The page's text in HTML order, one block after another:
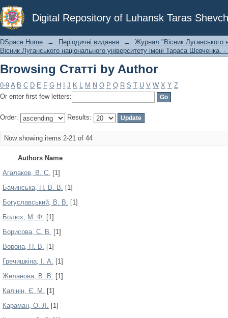
Digital Repository of Luhansk Taras
Browsing Статті by Author
DSpace Home → Періодичні видання →
Журнал "Вісник Луганського
Вісник Луганського національного університету імені Тараса
Browsing Статті by Author
0-9 A B C D E F G H J K L M N O P Q R S T U V W X Y Z
Or enter first few letters:
Order: Results:
Now showing items 2-21 of 44
Authors Name
Агалаков, В. С. [1]
Бачинська, Н. В. В. [1]
Богуславський, В. В. [1]
Болюх, М. Ф. [1]
Борисова, С. В. [1]
Ворона, П. В. [1]
Гречишкіна, І. А. [1]
Желанова, В. В. [1]
Калінін, Є. М. [1]
Караман, О. Л. [1]